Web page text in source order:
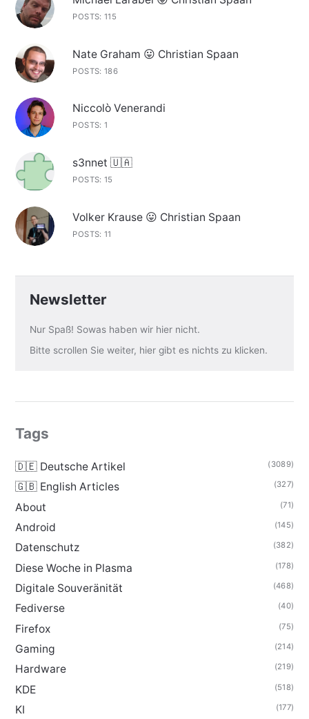
POSTS: 115
Nate Graham 😛 Christian Spaan
POSTS: 186
Niccolò Venerandi
POSTS: 1
s3nnet 🇺🇦
POSTS: 15
Volker Krause 😛 Christian Spaan
POSTS: 11
Newsletter
Nur Spaß! Sowas haben wir hier nicht.
Bitte scrollen Sie weiter, hier gibt es nichts zu klicken.
Tags
🇩🇪 Deutsche Artikel (3089)
🇬🇧 English Articles (327)
About (71)
Android (145)
Datenschutz (382)
Diese Woche in Plasma (178)
Digitale Souveränität (468)
Fediverse (40)
Firefox (75)
Gaming (214)
Hardware (219)
KDE (518)
KI (177)